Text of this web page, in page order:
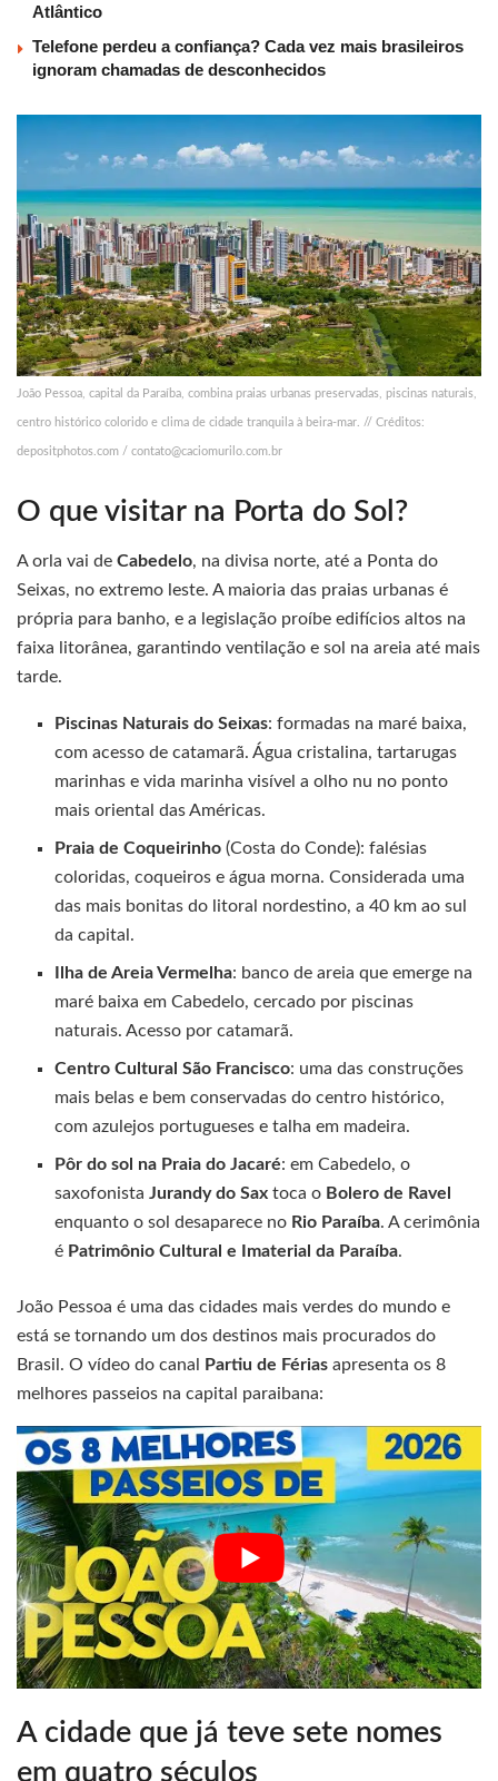
Atlântico
Telefone perdeu a confiança? Cada vez mais brasileiros
ignoram chamadas de desconhecidos
João Pessoa, capital da Paraíba, combina praias urbanas preservadas, piscinas naturais,
centro histórico colorido e clima de cidade tranquila à beira-mar. // Créditos:
depositphotos.com / contato@caciomurilo.com.br
O que visitar na Porta do Sol?
A orla vai de Cabedelo, na divisa norte, até a Ponta do
Seixas, no extremo leste. A maioria das praias urbanas é
própria para banho, e a legislação proíbe edifícios altos na
faixa litorânea, garantindo ventilação e sol na areia até mais
tarde.
Piscinas Naturais do Seixas: formadas na maré baixa,
com acesso de catamarã. Água cristalina, tartarugas
marinhas e vida marinha visível a olho nu no ponto
mais oriental das Américas.
Praia de Coqueirinho (Costa do Conde): falésias
coloridas, coqueiros e água morna. Considerada uma
das mais bonitas do litoral nordestino, a 40 km ao sul
da capital.
Ilha de Areia Vermelha: banco de areia que emerge na
maré baixa em Cabedelo, cercado por piscinas
naturais. Acesso por catamarã.
Centro Cultural São Francisco: uma das construções
mais belas e bem conservadas do centro histórico,
com azulejos portugueses e talha em madeira.
Pôr do sol na Praia do Jacaré: em Cabedelo, o
saxofonistaJurandy do Sax toca o Bolero de Ravel
enquanto o sol desaparece no Rio Paraíba. A cerimônia
é Patrimônio Cultural e Imaterial da Paraíba.
João Pessoa é uma das cidades mais verdes do mundo e
está se tornando um dos destinos mais procurados do
Brasil. O vídeo do canal
Partiu de Férias apresenta os 8
melhores passeios na capital paraibana:
A cidade que já teve sete nomes
em quatro séculos